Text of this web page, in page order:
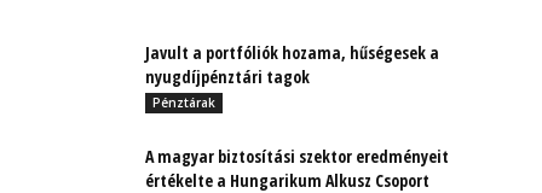
Javult a portfóliók hozama, hűségesek a
nyugdíjpénztári tagok
Pénztárak
A magyar biztosítási szektor eredményeit
értékelte a Hungarikum Alkusz Csoport